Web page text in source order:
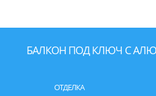
БАЛКОН ПОД КЛЮЧ С
ОТДЕЛКА